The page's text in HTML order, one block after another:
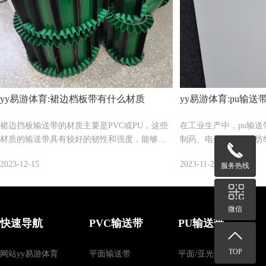
yy易游体育:裙边档板带有什么材质
裙边挡板输送带的材质主要是PVC或PU，这些
材质的输送带具有较好的韧性和强度，能够满
2023-12-15
yy易游体育:pu输送
在工业生产中，pu输
制药、电子、印刷、
在使用时，pu输送带
况，这不仅...
2023-11-23
快速导航
网站yy易游体育
PVC输送带
平面输送带
PU输送带
平面/亚光带
服务热线
微信
TOP